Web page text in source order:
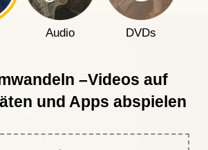
Audio DVDs
–Videos auf
und Apps abspielen